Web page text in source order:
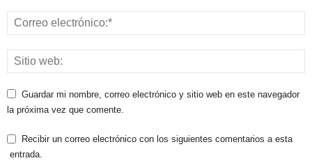
Guardar mi nombre, correo electrónico y sitio web en este navegador
la próxima vez que comente.
Recibir un correo electrónico con los siguientes comentarios a esta
entrada.